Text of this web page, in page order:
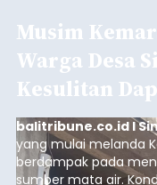
Musim
Warga Desa
Kesulitan
balitribune.co.id I
yang mulai melanda
berdampak pada
sumber mata air.